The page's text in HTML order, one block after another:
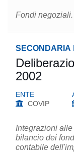
Fondi
SECONDARIA
2002
ENTE
COVIP
Integrazioni
bilancio dei
contabile